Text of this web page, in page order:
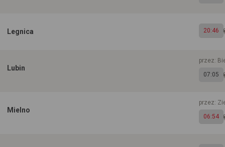
Legnica 20:46
Lubin
przez:
07:05
Mielno
przez:
06:54